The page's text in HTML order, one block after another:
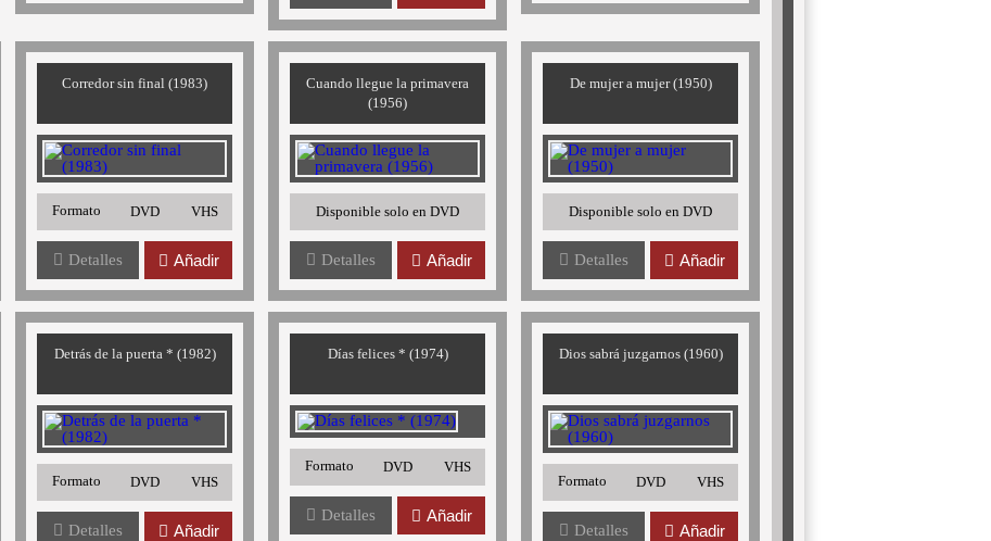
Corredor sin final (1983)
Formato DVD VHS
Detalles Añadir
Cuando llegue la primavera
(1956)
Disponible solo en DVD
Detalles Añadir
De mujer a mujer (1950)
Disponible solo en DVD
Detalles Añadir
Detrás de la puerta * (1982)
Formato DVD VHS
Detalles Añadir
Días felices * (1974)
Formato DVD VHS
Detalles Añadir
Dios sabrá juzgarnos (1960)
Formato DVD VHS
Detalles Añadir